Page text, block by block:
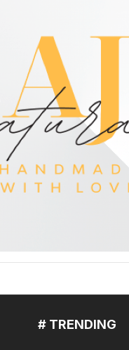
# TRENDING